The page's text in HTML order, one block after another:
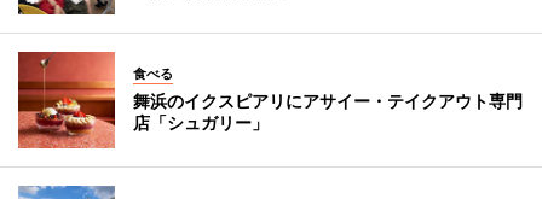
食べる
舞浜のイクスピアリにアサイー・テイクアウト専門
店「シュガリー」